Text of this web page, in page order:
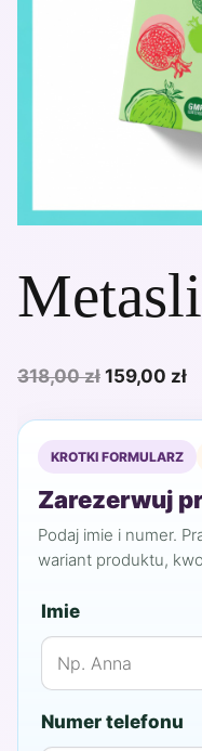
318,00zł Pierwotna
318,00 zł.
159,00 zł
KROTKI FORMULARZ
Zarezerwuj
Podaj imie i numer.
wariant produktu,
Imie
Numer telefonu